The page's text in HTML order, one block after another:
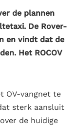
de plannen
De Rover-
en vindt dat de
Het ROCOV
OV-vangnet te
sterk aansluit
de huidige